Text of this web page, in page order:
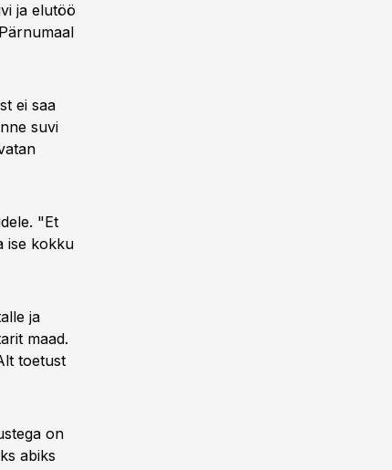
ja elutöö
ei saa
suvi
"Et
ise kokku
ja
maad.
toetust
on
abiks